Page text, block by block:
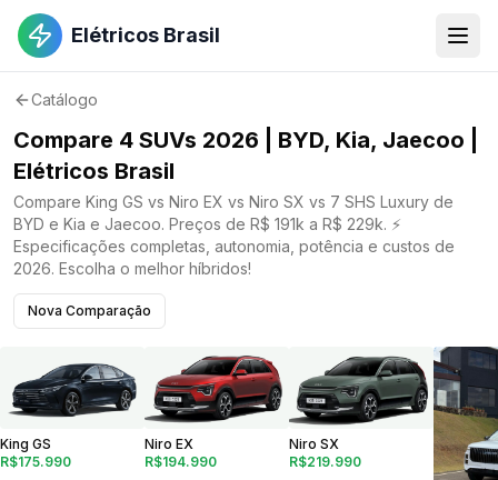
Elétricos Brasil
Catálogo
Compare 4 SUVs 2026 | BYD, Kia, Jaecoo |
Elétricos Brasil
Compare King GS vs Niro EX vs Niro SX vs 7 SHS Luxury de
BYD e Kia e Jaecoo. Preços de R$ 191k a R$ 229k. ⚡
Especificações completas, autonomia, potência e custos de
2026. Escolha o melhor híbridos!
Nova Comparação
King GS
R$175.990
Niro EX
R$194.990
Niro SX
R$219.990